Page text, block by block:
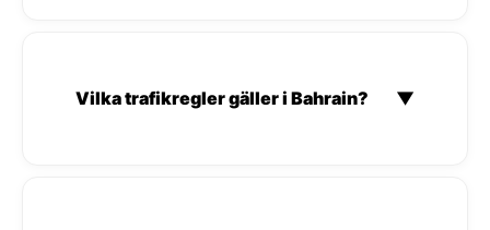
Vilka trafikregler gäller i Bahrain? ▼